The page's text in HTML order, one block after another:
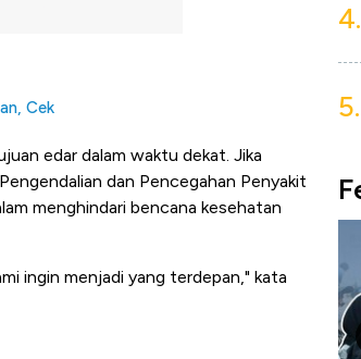
Cek
edar dalam waktu dekat. Jika
dan Pencegahan Penyakit
menghindari bencana kesehatan
ingin menjadi yang terdepan," kata
4.
5.